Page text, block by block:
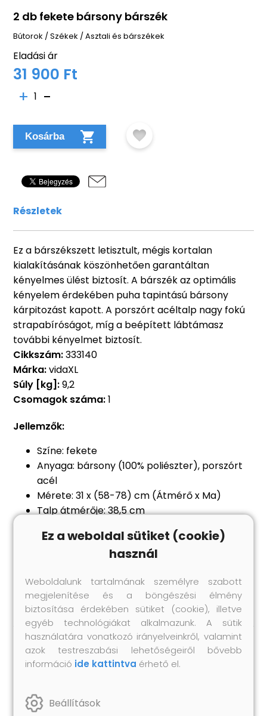
2 db fekete bársony bárszék
Bútorok /Székek /Asztali és bárszékek
Eladási ár
31 900 Ft
1
Kosárba
Részletek
Ez a bárszékszett letisztult, mégis kortalan
kialakításának köszönhetően garantáltan
kényelmes ülést biztosít. A bárszék az optimális
kényelem érdekében puha tapintású bársony
kárpitozást kapott. A porszórt acéltalp nagy fokú
strapabíróságot, míg a beépített lábtámasz
további kényelmet biztosít.
Cikkszám:333140
Márka:vidaXL
Súly [kg]:9,2
Csomagok száma:1
Jellemzők:
Színe: fekete
Anyaga: bársony (100% poliészter), porszórt
acél
Mérete: 31 x (58-78) cm (Átmérő x Ma)
Talp átmérője: 38,5 cm
Gázemelő mechanizmussal
Összeszerelést igényel: igen
2 db bárszék
Hasonló termékek
Ez a weboldal sütiket (cookie)
használ
Weboldalunk tartalmának személyre szabott
megjelenítése és a böngészési élmény
biztosítása érdekében sütiket (cookie), illetve
egyéb technológiákat alkalmazunk. A sütik
használatára vonatkozó irányelveinkről, valamint
azok testreszabási lehetőségeiről bővebb
információ ide kattintva érhető el.
Beállítások